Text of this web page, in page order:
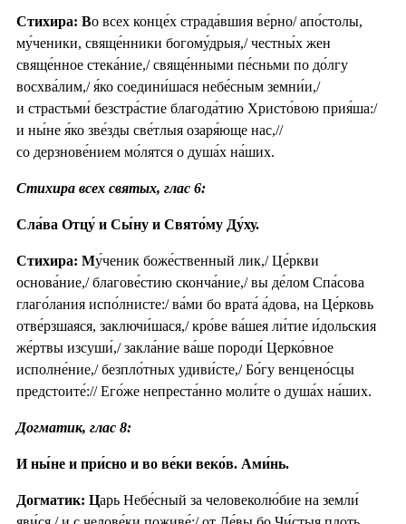
Стихира: Во всех конце́х страда́вшия ве́рно/ апо́столы,
му́ченики, свяще́нники богому́дрыя,/ честны́х жен
свяще́нное стека́ние,/ свяще́нными пе́сньми по до́лгу
восхва́лим,/ я́ко соедини́шася небе́сным земни́и,/
и страстьми́ безстра́стие благода́тию Христо́вою прия́ша:/
и ны́не я́ко зве́зды све́тлыя озаря́юще нас,//
со дерзнове́нием мо́лятся о душа́х на́ших.
Стихира всех святых, глас 6:
Сла́ва Отцу́ и Сы́ну и Свято́му Ду́ху.
Стихира: Му́ченик боже́ственный лик,/ Це́ркви
основа́ние,/ благове́стию сконча́ние,/ вы де́лом Спа́сова
глаго́лания испо́лнисте:/ ва́ми бо врата́ а́дова, на Це́рковь
отве́рзшаяся, заключи́шася,/ кро́ве ва́шея ли́тие и́дольския
же́ртвы изсуши́,/ закла́ние ва́ше породи́ Церко́вное
исполне́ние,/ безпло́тных удиви́сте,/ Бо́гу венцено́сцы
предстоите́:// Его́же непреста́нно моли́те о душа́х на́ших.
Догматик, глас 8:
И ны́не и при́сно и во ве́ки веко́в. Ами́нь.
Догматик: Царь Небе́сный за человеколю́бие на земли́